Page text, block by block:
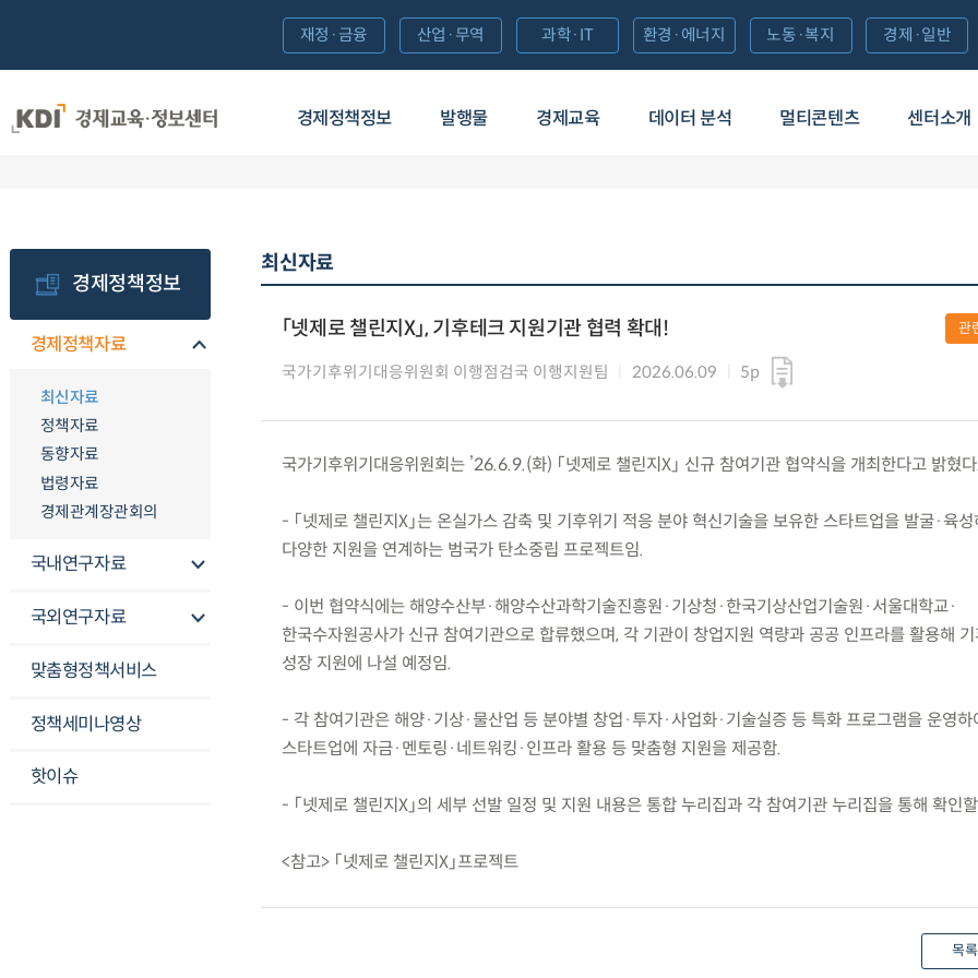
경제정책정보 발행물 경제교육 데이터 분석 멀티콘텐츠 센터소개
재정·금융 산업·무역 과학·IT 환경·에너지 노동·복지 경제·일반
경제정책정보
경제정책자료
최신자료
정책자료
동향자료
법령자료
경제관계장관회의
국내연구자료
국외연구자료
맞춤형정책서비스
정책세미나영상
핫이슈
최신자료
「넷제로 챌린지X」, 기후테크 지원기관 협력 확대!
국가기후위기대응위원회 이행점검국 이행지원팀 2026.06.09 5p
관
국가기후위기대응위원회는 ’26.6.9.(화) 「넷제로 챌린지X」 신규 참여기관 협약식을 개최한다고 밝혔다.
- 「넷제로 챌린지X」는 온실가스 감축 및 기후위기 적응 분야 혁신기술을 보유한 스타트업을 발굴·육성
다양한 지원을 연계하는 범국가 탄소중립 프로젝트임.
- 이번 협약식에는 해양수산부·해양수산과학기술진흥원·기상청·한국기상산업기술원·서울대학교·
한국수자원공사가 신규 참여기관으로 합류했으며, 각 기관이 창업지원 역량과 공공 인프라를 활용해
성장 지원에 나설 예정임.
- 각 참여기관은 해양·기상·물산업 등 분야별 창업·투자·사업화·기술실증 등 특화 프로그램을 운영하
스타트업에 자금·멘토링·네트워킹·인프라 활용 등 맞춤형 지원을 제공함.
- 「넷제로 챌린지X」의 세부 선발 일정 및 지원 내용은 통합 누리집과 각 참여기관 누리집을 통해 확인
<참고> 「넷제로 챌린지X」프로젝트
목록